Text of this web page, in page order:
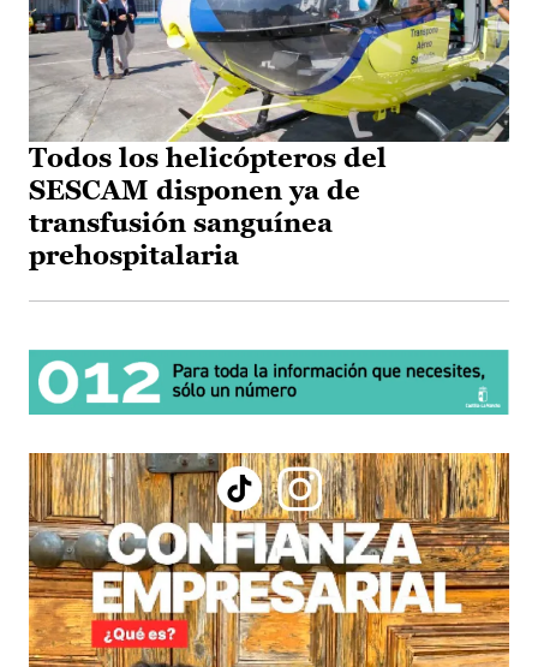
Todos los helicópteros del
SESCAM disponen ya de
transfusión sanguínea
prehospitalaria